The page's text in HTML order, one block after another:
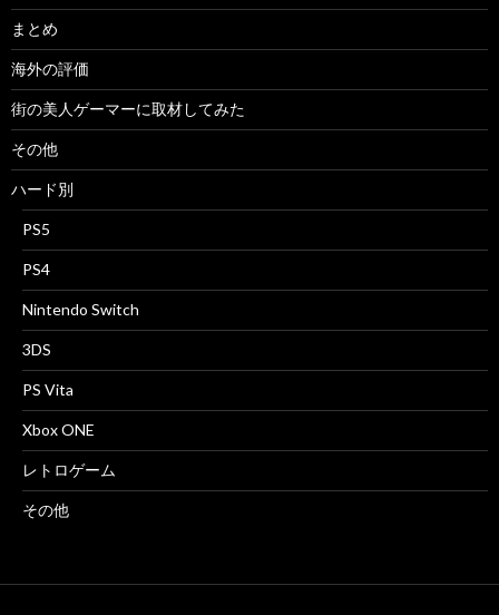
まとめ
海外の評価
街の美人ゲーマーに取材してみた
その他
ハード別
PS5
PS4
Nintendo Switch
3DS
PS Vita
Xbox ONE
レトロゲーム
その他